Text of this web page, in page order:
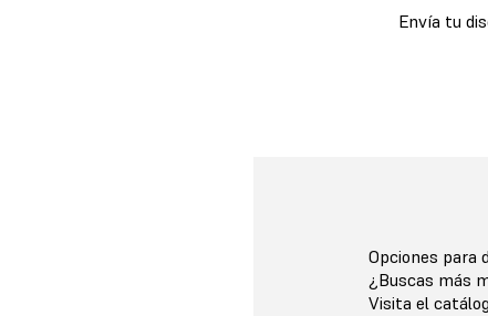
Envía tu
Opciones para
¿Buscas más
Visita el